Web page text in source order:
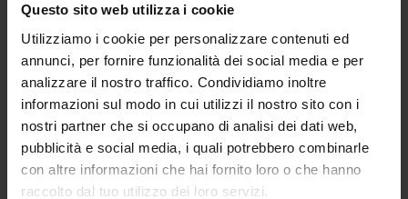
Questo sito web utilizza i cookie
Utilizziamo i cookie per personalizzare contenuti ed
annunci, per fornire funzionalità dei social media e per
analizzare il nostro traffico. Condividiamo inoltre
informazioni sul modo in cui utilizzi il nostro sito con i
nostri partner che si occupano di analisi dei dati web,
pubblicità e social media, i quali potrebbero combinarle
con altre informazioni che hai fornito loro o che hanno
raccolto dal tuo utilizzo dei loro servizi.
25,94 €
zzgl. MwSt.
zzgl. Versandkosten
DETAILS
03107 A2